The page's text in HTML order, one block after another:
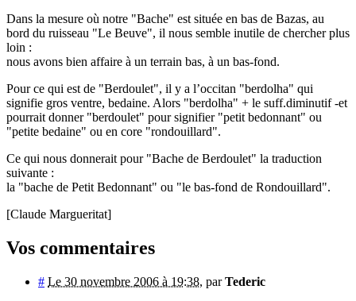
Dans la mesure où notre "Bache" est située en bas de Bazas, au
bord du ruisseau "Le Beuve", il nous semble inutile de chercher plus
loin :
nous avons bien affaire à un terrain bas, à un bas-fond.
Pour ce qui est de "Berdoulet", il y a l’occitan "berdolha" qui
signifie gros ventre, bedaine. Alors "berdolha" + le suff.diminutif -et
pourrait donner "berdoulet" pour signifier "petit bedonnant" ou
"petite bedaine" ou en core "rondouillard".
Ce qui nous donnerait pour "Bache de Berdoulet" la traduction
suivante :
la "bache de Petit Bedonnant" ou "le bas-fond de Rondouillard".
[Claude Margueritat]
Vos commentaires
# Le 30 novembre 2006 à 19:38, parTederic